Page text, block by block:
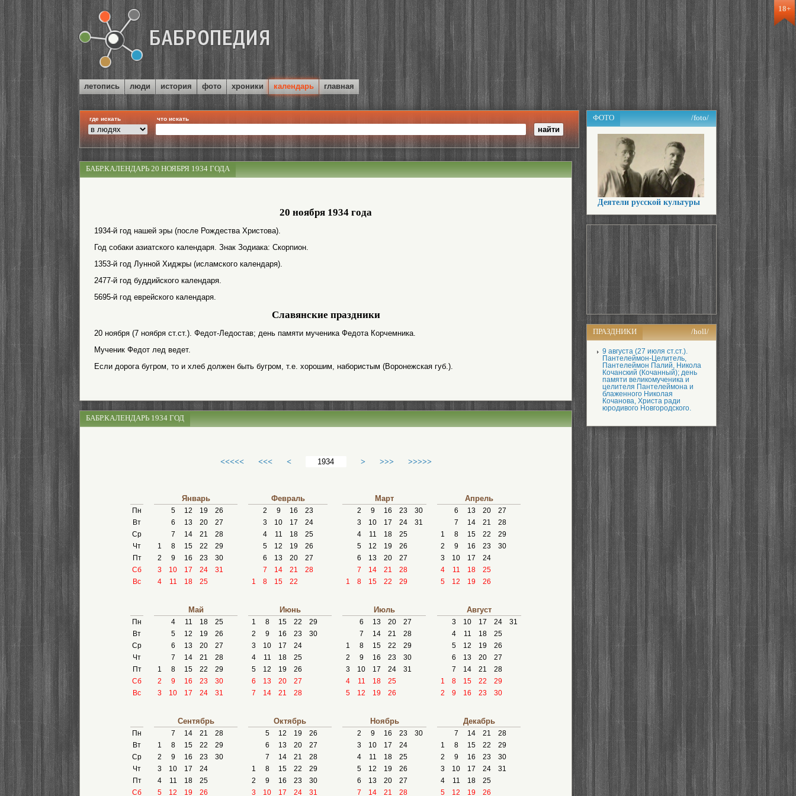
18+
летопись люди история фото хроники календарь главная
где искать что искать ФОТО /foto/
Деятели русской культуры
ПРАЗДНИКИ /holl/
9 августа (27 июля ст.ст.).
Пантелеймон-Целитель,
Пантелеймон Палий, Никола
Кочанский (Кочанный); день
памяти великомученика и
целителя Пантелеймона и
блаженного Николая
Кочанова, Христа ради
юродивого Новгородского.
БАБР.КАЛЕНДАРЬ 20 НОЯБРЯ 1934 ГОДА
20 ноября 1934 года
1934-й год нашей эры (после Рождества Христова).
Год собаки азиатского календаря. Знак Зодиака: Скорпион.
1353-й год Лунной Хиджры (исламского календаря).
2477-й год буддийского календаря.
5695-й год еврейского календаря.
Славянские праздники
20 ноября (7 ноября ст.ст.). Федот-Ледостав; день памяти мученика Федота Корчемника.
Мученик Федот лед ведет.
Если дорога бугром, то и хлеб должен быть бугром, т.е. хорошим, набористым (Воронежская губ.).
БАБР.КАЛЕНДАРЬ 1934 ГОД
<<<<< <<< < > >>> >>>>>
Пн
Вт
Ср
Чт
Пт
Сб
Вс
Январь
5 12 19
26
6
13 20
27
7
14 21
28
1
8 15 22
29
2
9 16 23
30
3
10 17 24
31
4
11 18 25
Февраль
2 9 16
23
3
10 17
24
4
11 18
25
5
12 19
26
6
13 20
27
7
14 21
28
1
8 15 22
Март
2 9 16 23
30
3
10 17 24
31
4
11 18
25
5
12 19
26
6
13 20
27
7
14 21
28
1
8 15 22 29
Апрель
6 13 20
27
7
14 21
28
1
8 15 22
29
2
9 16 23
30
3
10 17
24
4
11 18
25
5
12 19 26
Пн
Вт
Ср
Чт
Пт
Сб
Вс
Май
4 11 18
25
5
12 19
26
6
13 20
27
7
14 21
28
1
8 15 22
29
2
9 16 23
30
3
10 17 24 31
Июнь
1 8 15 22
29
2
9 16 23
30
3
10 17
24
4
11 18
25
5
12 19
26
6
13 20
27
7
14 21 28
Июль
6 13 20
27
7
14 21
28
1
8 15 22
29
2
9 16 23
30
3
10 17 24
31
4
11 18
25
5
12 19 26
Август
3 10 17 24
31
4
11 18
25
5
12 19
26
6
13 20
27
7
14 21
28
1
8 15 22
29
2
9 16 23 30
Пн
Вт
Ср
Чт
Пт
Сб
Сентябрь
7 14 21
28
1
8 15 22
29
2
9 16 23
30
3
10 17
24
4
11 18
25
5
12 19 26
Октябрь
5 12 19
26
6
13 20
27
7
14 21
28
1
8 15 22
29
2
9 16 23
30
3
10 17 24 31
Ноябрь
2 9 16 23
30
3
10 17
24
4
11 18
25
5
12 19
26
6
13 20
27
7
14 21 28
Декабрь
7 14 21
28
1
8 15 22
29
2
9 16 23
30
3
10 17 24
31
4
11 18
25
5
12 19 26